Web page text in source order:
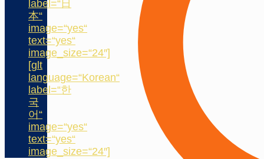
label=“日
本“
image=“yes“
text=“yes“
image_size=“24″]
[glt
language=“Korean“
label=“한
국
어“
image=“yes“
text=“yes“
image_size=“24″]